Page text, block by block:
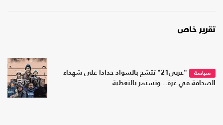
تقرير خاص
سياسة
"عربي21" تتشح بالسواد حدادا على شهداء
الصحافة في غزة.. وتستمر بالتغطية